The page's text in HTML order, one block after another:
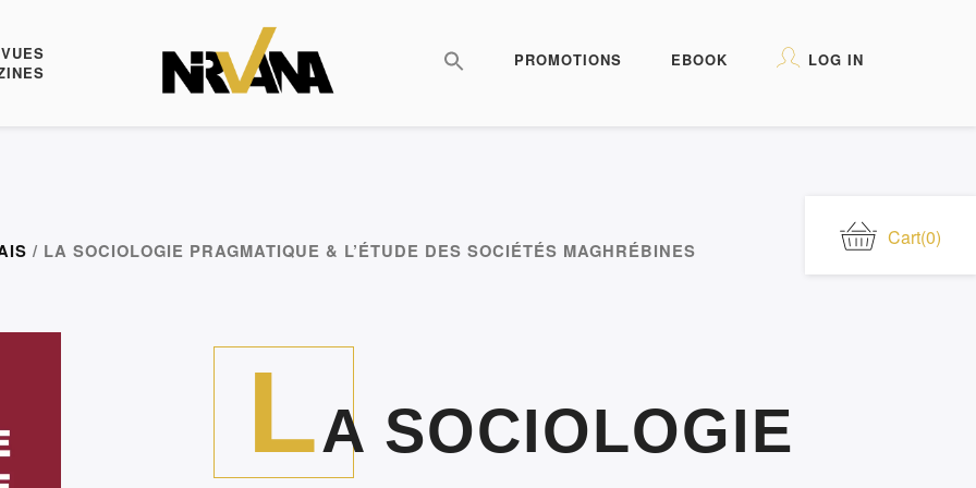
PROMOTIONS EBOOK LOG IN
Cart(0)
/ LA SOCIOLOGIE PRAGMATIQUE & L’ÉTUDE DES SOCIÉTÉS MAGHRÉBINES
LA SOCIOLOGIE